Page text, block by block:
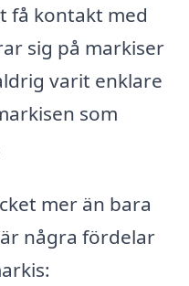
få kontakt med
sig på markiser
varit enklare
som
mer än bara
några fördelar